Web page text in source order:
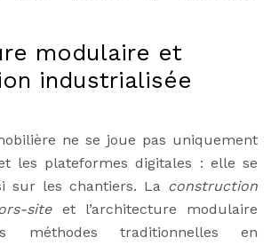
modulaire et
industrialisée
ne se joue pas uniquement
les plateformes digitales : elle se
sur les chantiers. La construction
siteet l’architecture modulaire
méthodes traditionnelles en